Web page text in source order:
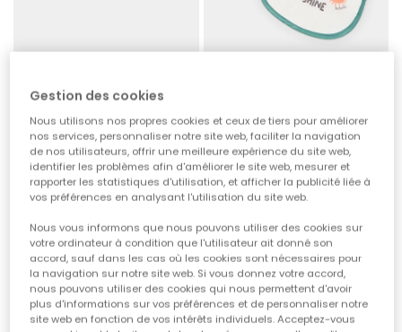
15,95 € 7,95 € 6,35 €
12,95 € 6,45 € 5,85 €
-50% -60%
Gestion des cookies
Nous utilisons nos propres cookies et ceux de tiers pour améliorer
nos services, personnaliser notre site web, faciliter la navigation
de nos utilisateurs, offrir une meilleure expérience du site web,
identifier les problèmes afin d'améliorer le site web, mesurer et
rapporter les statistiques d'utilisation, et afficher la publicité liée à
vos préférences en analysant l'utilisation du site web.
Nous vous informons que nous pouvons utiliser des cookies sur
votre ordinateur à condition que l'utilisateur ait donné son
accord, sauf dans les cas où les cookies sont nécessaires pour
la navigation sur notre site web. Si vous donnez votre accord,
nous pouvons utiliser des cookies qui nous permettent d'avoir
plus d'informations sur vos préférences et de personnaliser notre
site web en fonction de vos intérêts individuels. Acceptez-vous